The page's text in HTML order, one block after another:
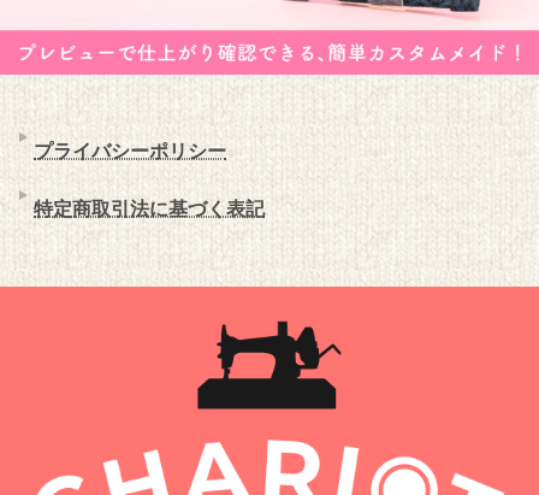
プライバシーポリシー
特定商取引法に基づく表記